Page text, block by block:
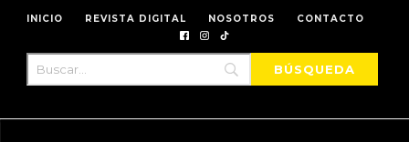
INICIO REVISTA DIGITAL NOSOTROS CONTACTO